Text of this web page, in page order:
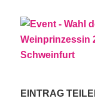
EINTRAG